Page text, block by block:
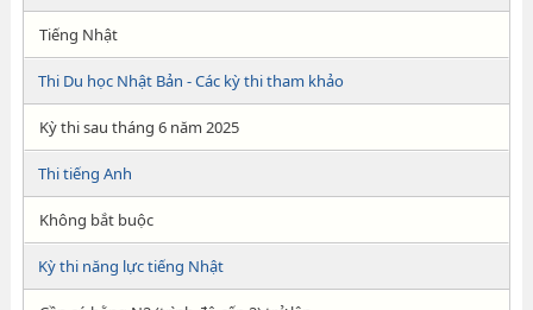
Tiếng Nhật
Thi Du học Nhật Bản - Các kỳ thi tham khảo
Kỳ thi sau tháng 6 năm 2025
Thi tiếng Anh
Không bắt buộc
Kỳ thi năng lực tiếng Nhật